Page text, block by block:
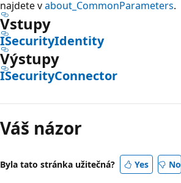
najdete vabout_CommonParameters.
Vstupy
ISecurityIdentity
Výstupy
ISecurityConnector
Váš názor
Byla tato stránka užitečná? Yes No